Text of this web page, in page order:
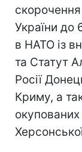
України до
в НАТО із
та Статут
Росії
Криму, а
окупованих